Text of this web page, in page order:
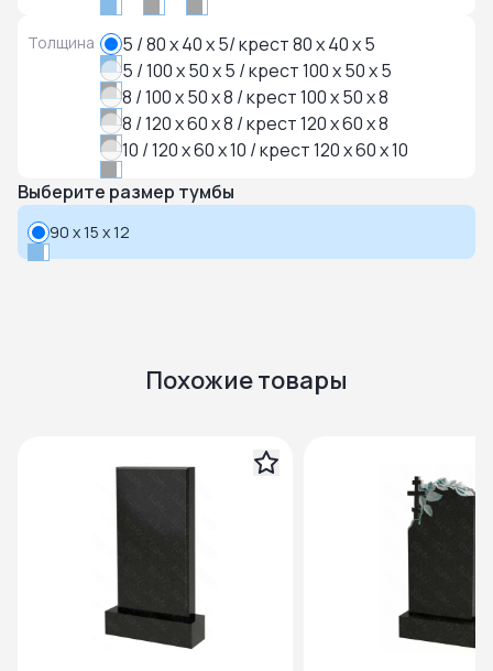
Толщина
5 / 80 x 40 x 5/ крест 80 x 40 x 5
5 / 100 x 50 x 5 / крест 100 x 50 x 5
8 / 100 x 50 x 8 / крест 100 x 50 x 8
8 / 120 x 60 x 8 / крест 120 x 60 x 8
10 / 120 x 60 x 10 / крест 120 x 60 x 10
Выберите размер тумбы
90 x 15 x 12
Похожие товары